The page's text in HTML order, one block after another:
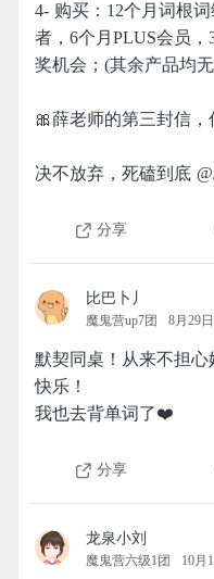
4- 购买：12个月词根
者，6个月PLUS会员
奖机会；(其余产品均
🎀薛老师的第三封信，
决不放弃，死磕到底
分享
比巴卜丿
魔鬼营up7团 8月29
默契同桌！从来不担心
快乐！
我也去背单词了❤️
分享
龙泉小刘
魔鬼营六级1团 10月